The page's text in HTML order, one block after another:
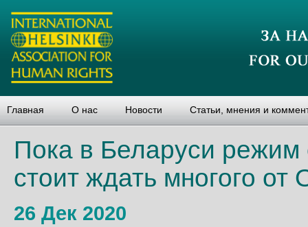
Главная О нас Новости Статьи, мнения и
Пока в Беларуси режим
стоит ждать многого
26 Дек 2020